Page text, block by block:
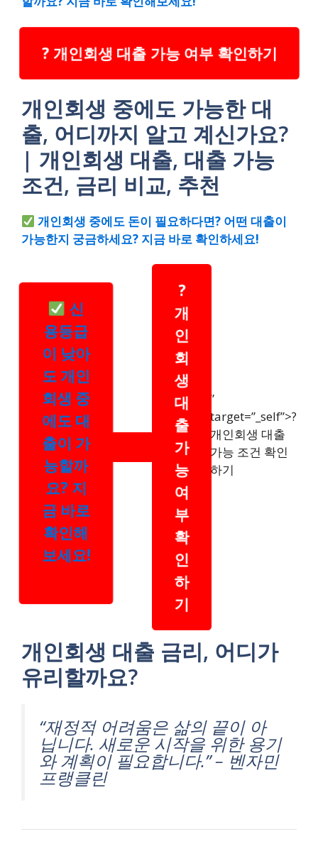
? 개인회생 대출 가능 여부 확인하기
개인회생 중에도 가능한 대
출, 어디까지 알고 계신가요?
| 개인회생 대출, 대출 가능
조건, 금리 비교, 추천
개인회생 중에도 돈이 필요하다면? 어떤 대출이
가능한지 궁금하세요? 지금 바로 확인하세요!
신
용등급
이 낮아
도 개인
회생 중
에도 대
출이 가
능할까
요? 지
금 바로
확인해
보세요!
?
개
인
회
생
대
출
가
능
여
부
확
인
하
기
”
target=”_self”>?
개인회생 대출
가능 조건 확인
하기
개인회생 대출 금리, 어디가
유리할까요?
“재정적 어려움은 삶의 끝이 아
닙니다. 새로운 시작을 위한 용기
와 계획이 필요합니다.” – 벤자민
프랭클린